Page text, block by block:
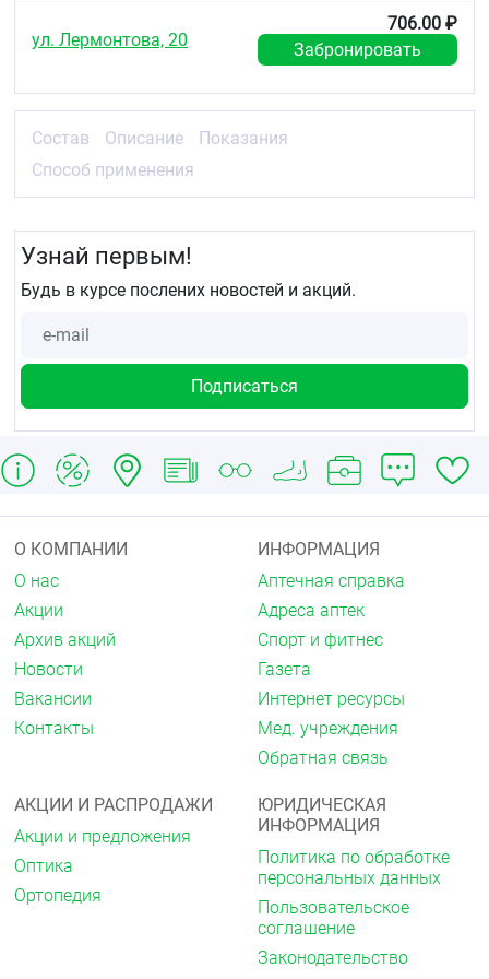
ул. Лермонтова, 20
706.00 ₽
Забронировать
Состав Описание
Показания
Способ применения
Узнай первым!
Будь в курсе послених новостей и акций.
О КОМПАНИИ
О нас
Акции
Архив акций
Новости
Вакансии
Контакты
ИНФОРМАЦИЯ
Аптечная справка
Адреса аптек
Спорт и фитнес
Газета
Интернет ресурсы
Мед. учреждения
Обратная связь
АКЦИИ И РАСПРОДАЖИ
Акции и предложения
Оптика
Ортопедия
ЮРИДИЧЕСКАЯ
ИНФОРМАЦИЯ
Политика по обработке
персональных данных
Пользовательское
соглашение
Законодательство